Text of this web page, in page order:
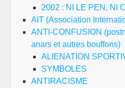
2002 : NI LE PEN, NI
AIT (Association
ANTI-CONFUSION
anars et autres bouffons)
ALIENATION
SYMBOLES
ANTIRACISME